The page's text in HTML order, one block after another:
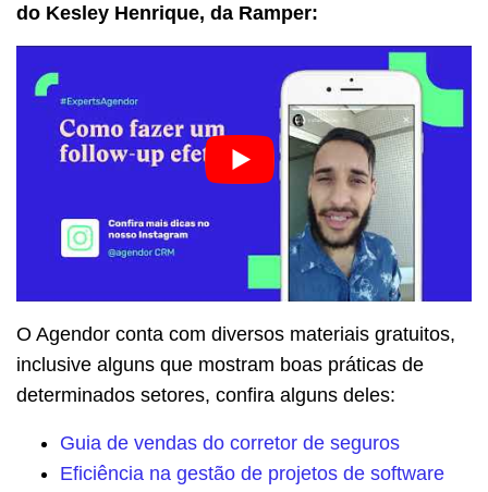
do Kesley Henrique, da Ramper:
O Agendor conta com diversos materiais gratuitos,
inclusive alguns que mostram boas práticas de
determinados setores, confira alguns deles:
Guia de vendas do corretor de seguros
Eficiência na gestão de projetos de software